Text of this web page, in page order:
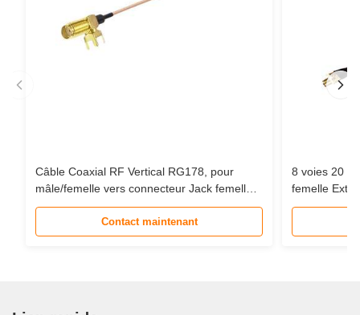
Câble Coaxial RF Vertical RG178, pour
mâle/femelle vers connecteur Jack femelle
MHF-1, câble d'extension en queue de
Contact maintenant
8 voies 20
femelle
câble